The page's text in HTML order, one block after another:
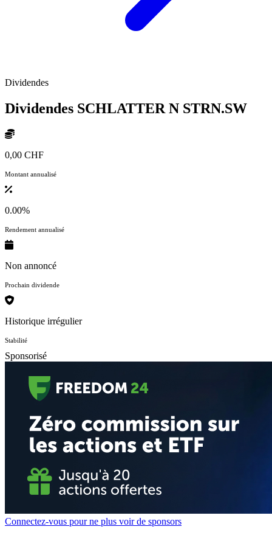
Dividendes
Dividendes SCHLATTER N STRN.SW
0,00 CHF
Montant annualisé
0.00%
Rendement annualisé
Non annoncé
Prochain dividende
Historique irrégulier
Stabilité
Sponsorisé
Connectez-vous pour ne plus voir de sponsors